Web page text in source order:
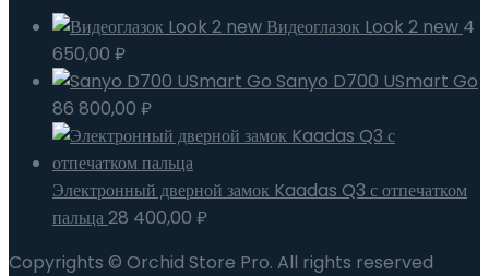
Видеоглазок Look 2 new 4
650,00 ₽
Sanyo D700 USmart Go
86 800,00 ₽
Электронный дверной замок Kaadas Q3 с отпечатком
пальца28 400,00 ₽
Copyrights © Orchid Store Pro. All rights reserved